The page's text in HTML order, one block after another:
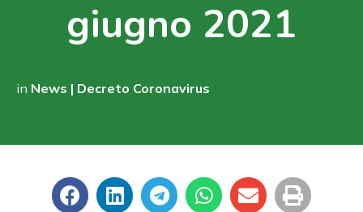
giugno 2021
in News | Decreto Coronavirus